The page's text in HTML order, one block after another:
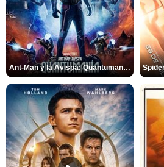
Ant-Man y la Avispa: Quantumanía Tráiler (2)